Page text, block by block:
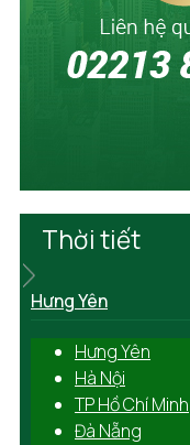
Thời tiết
Hưng Yên
Hưng Yên
Hà Nội
TP Hồ Chí Minh
Đà Nẵng